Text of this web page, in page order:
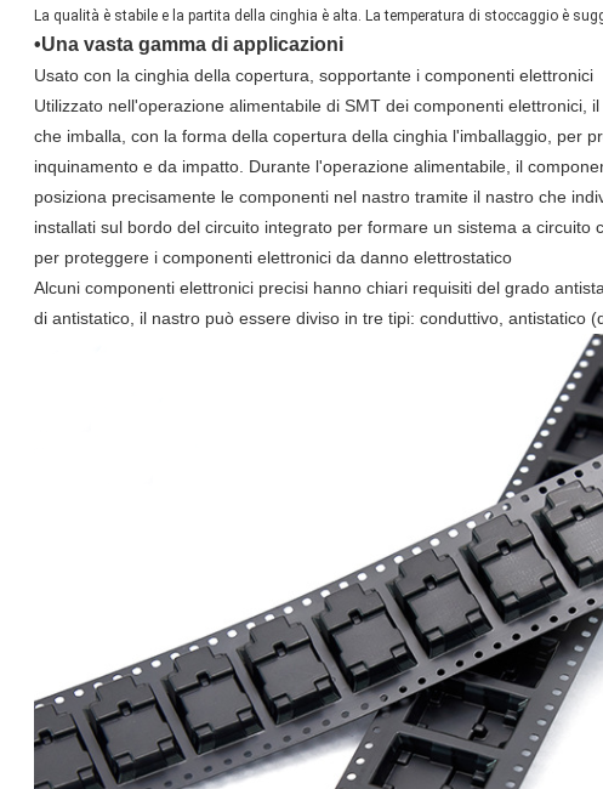
La qualità è stabile e la partita della cinghia è alta. La temperatura di stoccaggio è
•Una vasta gamma di applicazioni
Usato con la cinghia della copertura, sopportante i componenti elettronici
Utilizzato nell'operazione alimentabile di SMT dei componenti elettronici,
che imballa, con la forma della copertura della cinghia l'imballaggio, per
inquinamento e da impatto. Durante l'operazione alimentabile, il
posiziona precisamente le componenti nel nastro tramite il nastro che
installati sul bordo del circuito integrato per formare un sistema a circuito
per proteggere i componenti elettronici da danno elettrostatico
Alcuni componenti elettronici precisi hanno chiari requisiti del grado
di antistatico, il nastro può essere diviso in tre tipi: conduttivo, antistatico